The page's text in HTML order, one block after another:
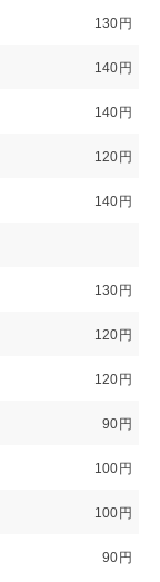
130円
140円
140円
120円
140円
130円
120円
120円
90円
100円
100円
90円